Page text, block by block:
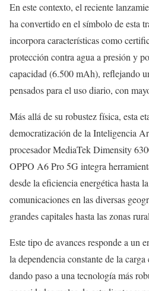
En este contexto, el reciente
ha convertido en el símbolo de esta
incorpora características como
protección contra agua a presión y
capacidad (6.500 mAh), reflejando
pensados para el uso diario, con
Más allá de su robustez física, esta
democratización de la Inteligencia
procesador MediaTek Dimensity
OPPO A6 Pro 5G integra
desde la eficiencia energética hasta
comunicaciones en las diversas
grandes capitales hasta las zonas
Este tipo de avances responde a un
la dependencia constante de la
dando paso a una tecnología más